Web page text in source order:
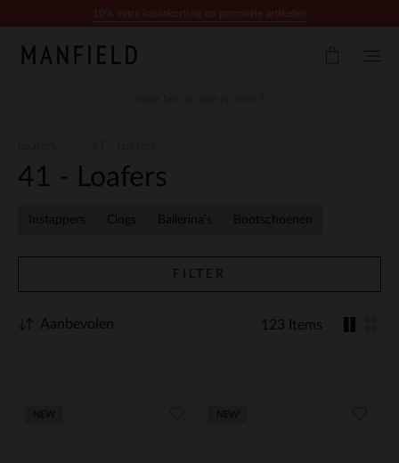
41 - Loafers
Instappers Clogs Ballerina's Bootschoenen
FILTER
123 Items
Aanbevolen